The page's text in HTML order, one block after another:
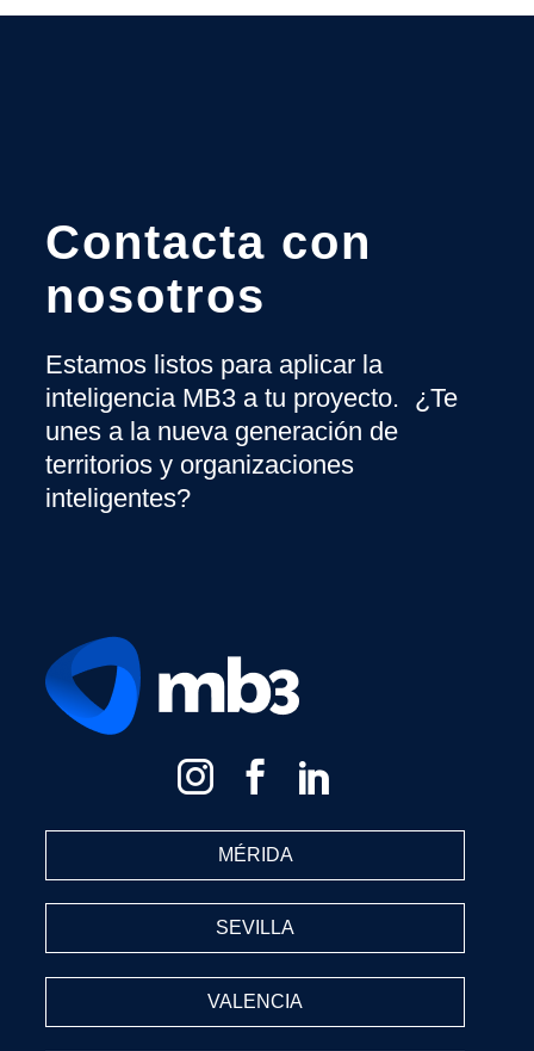
Contacta con
nosotros
Estamos listos para aplicar la
inteligencia MB3 a tu proyecto. ¿Te
unes a la nueva generación de
territorios y organizaciones
inteligentes?
MÉRIDA
SEVILLA
VALENCIA